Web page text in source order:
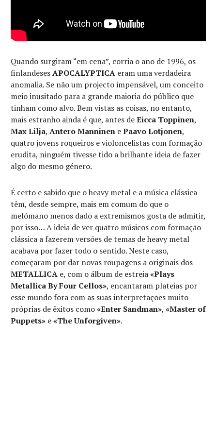
Quando surgiram “em cena”, corria o ano de 1996, os
finlandesesAPOCALYPTICA eram uma verdadeira
anomalia. Se não um projecto impensável, um conceito
meio inusitado para a grande maioria do público que
tinham como alvo. Bem vistas as coisas, no entanto,
mais estranho ainda é que, antes deEicca Toppinen,
Max Lilja,Antero Manninen ePaavo Lotjonen,
quatro jovens roqueiros e violoncelistas com formação
erudita, ninguém tivesse tido a brilhante ideia de fazer
algo do mesmo género.
É certo e sabido que o heavy metal e a música clássica
têm, desde sempre, mais em comum do que o
melómano menos dado a extremismos gosta de admitir,
por isso… A ideia de ver quatro músicos com formação
clássica a fazerem versões de temas de heavy metal
acabava por fazer todo o sentido. Neste caso,
começaram por dar novas roupagens a originais dos
METALLICA e, com o álbum de estreia«Plays
Metallica By Four Cellos», encantaram plateias por
esse mundo fora com as suas interpretações muito
próprias de êxitos como«Enter Sandman»,«Master of
Puppets» e«The Unforgiven».